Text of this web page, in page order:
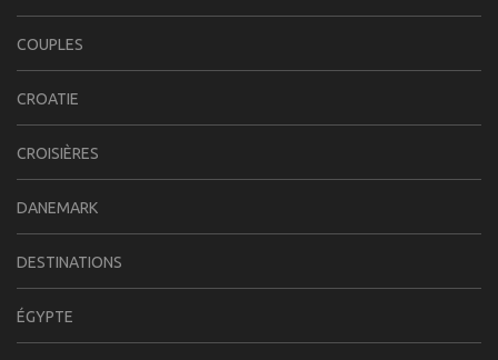
COUPLES
CROATIE
CROISIÈRES
DANEMARK
DESTINATIONS
ÉGYPTE